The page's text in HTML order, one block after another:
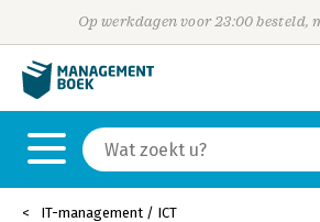
Op werkdagen voor 23:00 besteld,
IT-management / ICT